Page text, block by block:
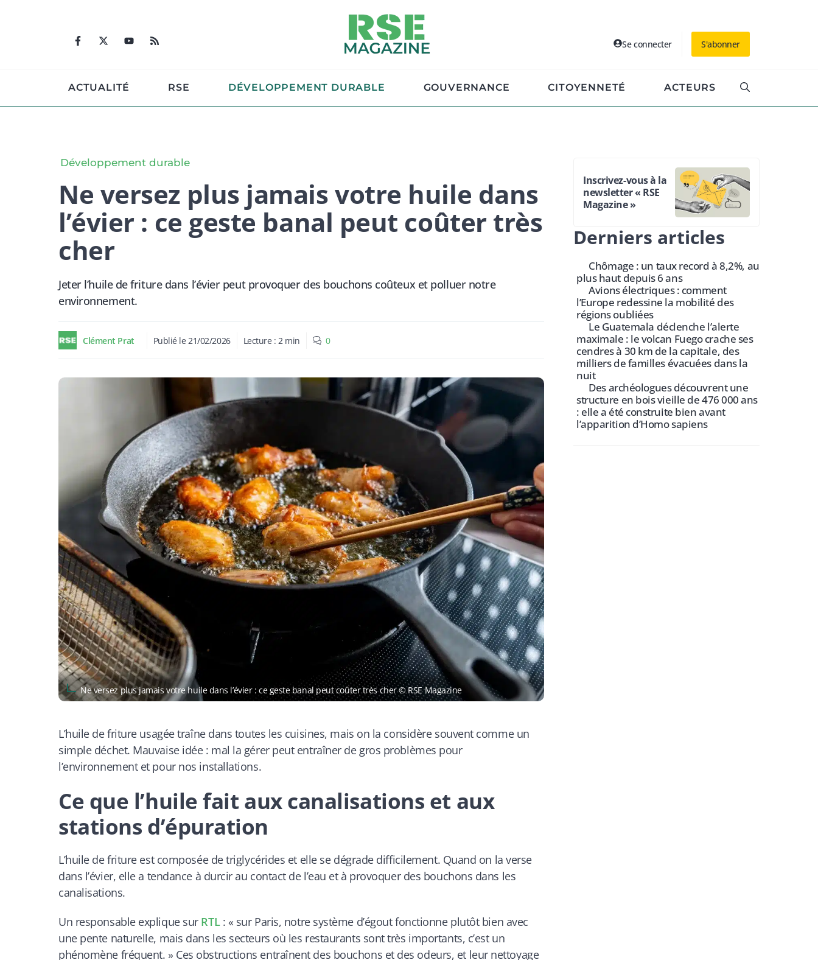
Se connecter S'abonner
ACTUALITÉ RSE DÉVELOPPEMENT DURABLE GOUVERNANCE CITOYENNETÉ ACTEURS
Développement durable
Ne versez plus jamais votre huile dans
l’évier : ce geste banal peut coûter très
cher
Jeter l’huile de friture dans l’évier peut provoquer des bouchons coûteux et polluer notre
environnement.
Clément Prat Publié le 21/02/2026 Lecture : 2 min 0
Ne versez plus jamais votre huile dans l’évier : ce geste banal peut coûter très cher © RSE Magazine
L’huile de friture usagée traîne dans toutes les cuisines, mais on la considère souvent comme un
simple déchet. Mauvaise idée : mal la gérer peut entraîner de gros problèmes pour
l’environnement et pour nos installations.
Ce que l’huile fait aux canalisations et aux
stations d’épuration
L’huile de friture est composée de triglycérides et elle se dégrade difficilement. Quand on la verse
dans l’évier, elle a tendance à durcir au contact de l’eau et à provoquer des bouchons dans les
canalisations.
Un responsable explique sur RTL: « sur Paris, notre système d’égout fonctionne plutôt bien avec
une pente naturelle, mais dans les secteurs où les restaurants sont très importants, c’est un
phénomène fréquent. » Ces obstructions entraînent des bouchons et des odeurs, et leur nettoyage
Inscrivez-vous à la
newsletter « RSE
Magazine »
Derniers articles
Chômage : un taux record à 8,2%, au
plus haut depuis 6 ans
Avions électriques : comment
l’Europe redessine la mobilité des
régions oubliées
Le Guatemala déclenche l’alerte
maximale : le volcan Fuego crache ses
cendres à 30 km de la capitale, des
milliers de familles évacuées dans la
nuit
Des archéologues découvrent une
structure en bois vieille de 476 000 ans
: elle a été construite bien avant
l’apparition d’Homo sapiens